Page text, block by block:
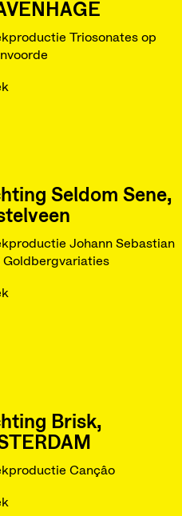
Triosonates op
Seldom Sene,
Johann Sebastian
Goldbergvariaties
Brisk,
Cançâo